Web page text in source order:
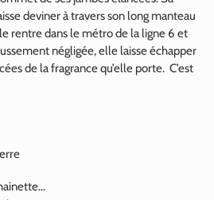
deviner à travers son long manteau
rentre dans le métro de la ligne 6 et
négligée, elle laisse échapper
de la fragrance qu’elle porte. C’est